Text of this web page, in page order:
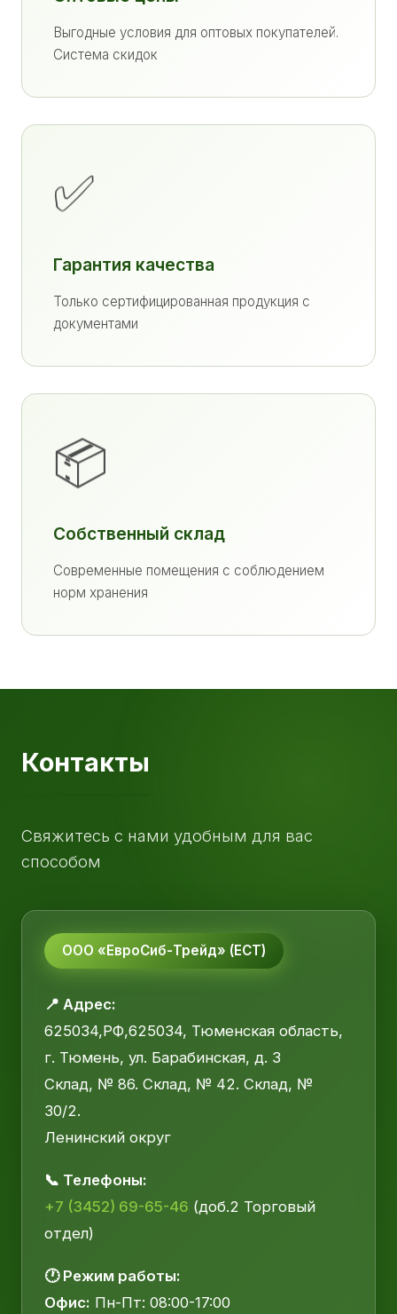
Выгодные условия для оптовых покупателей.
Система скидок
✅
Гарантия качества
Только сертифицированная продукция с
документами
📦
Собственный склад
Современные помещения с соблюдением
норм хранения
Контакты
Свяжитесь с нами удобным для вас
способом
ООО «ЕвроСиб-Трейд» (ЕСТ)
📍 Адрес:
625034,РФ,625034, Тюменская область,
г. Тюмень, ул. Барабинская, д. 3
Склад, № 86. Склад, № 42. Склад, №
30/2.
Ленинский округ
📞 Телефоны:
+7 (3452) 69-65-46 (доб.2 Торговый
отдел)
🕐 Режим работы:
Офис: Пн-Пт: 08:00-17:00